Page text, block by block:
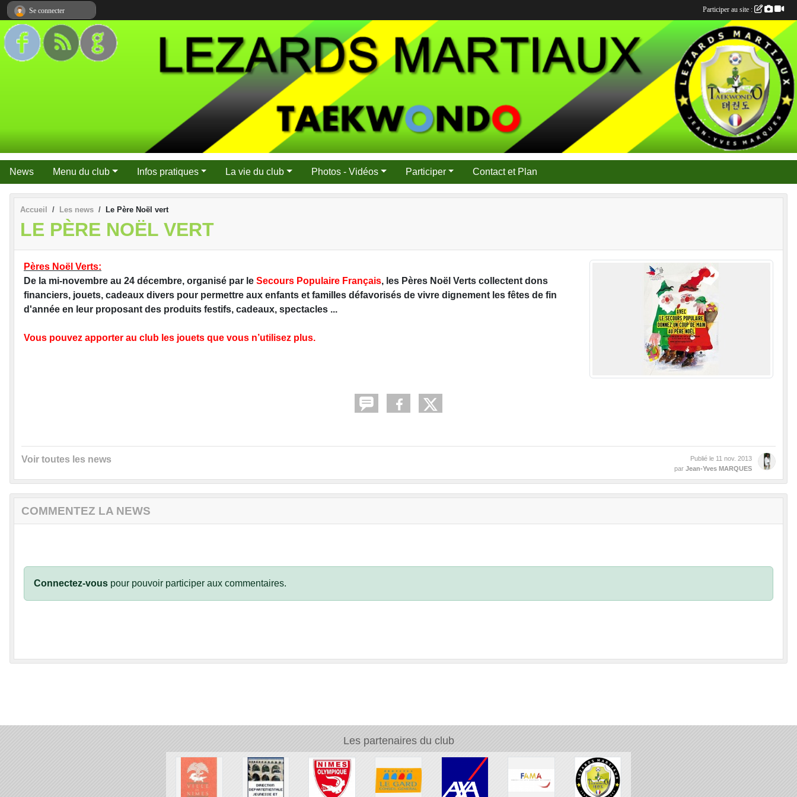
News Menu du club Infos pratiques La vie du club Photos - Vidéos Participer Contact et Plan
Accueil Les news Le Père Noël vert
LE PÈRE NOËL VERT
Pères Noël Verts:
De la mi-novembre au 24 décembre, organisé par le Secours Populaire Français, les Pères Noël Verts collectent dons
financiers, jouets, cadeaux divers pour permettre aux enfants et familles défavorisés de vivre dignement les fêtes de fin
d'année en leur proposant des produits festifs, cadeaux, spectacles ...
Vous pouvez apporter au club les jouets que vous n’utilisez plus.
Voir toutes les news Publié le 11 nov. 2013
par Jean-Yves MARQUES
COMMENTEZ LA NEWS
Connectez-vous pour pouvoir participer aux commentaires.
Les partenaires du club
Se connecter Participer au site :
Panneau de gestion des cookies